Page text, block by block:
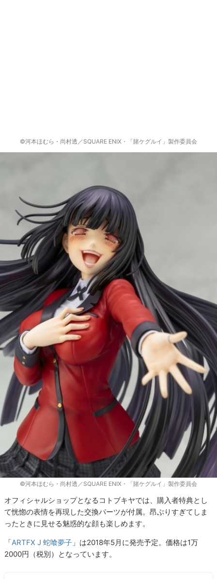
©河本ほむら・尚村透／SQUARE ENIX・「賭ケグルイ」製作委員会
©河本ほむら・尚村透／SQUARE ENIX・「賭ケグルイ」製作委員会
オフィシャルショップとなるコトブキヤでは、購入者特典とし
て恍惚の表情を再現した交換パーツが付属。昂ぶりすぎてしま
ったときに見せる魅惑的な顔も楽しめます。
「ARTFX J 蛇喰夢子 」は2018年5月に発売予定。価格は1万
2000円（税別）となっています。